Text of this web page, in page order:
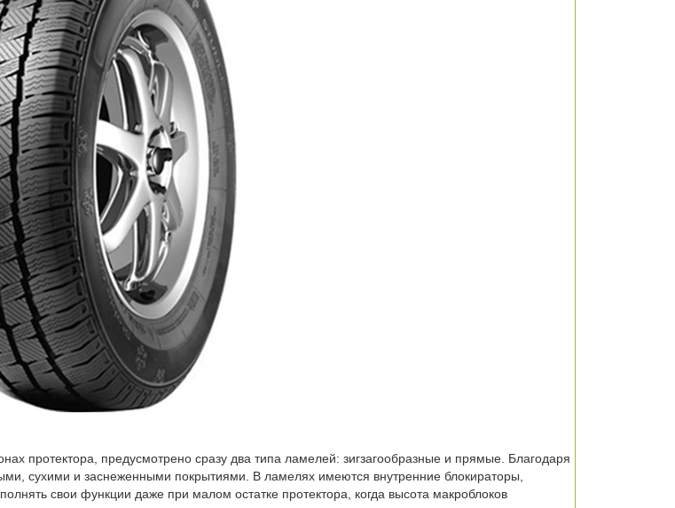
протектора, предусмотрено сразу два типа ламелей: зигзагообразные и прямые. Благодаря
сухими и заснеженными покрытиями. В ламелях имеются внутренние блокираторы,
свои функции даже при малом остатке протектора, когда высота макроблоков